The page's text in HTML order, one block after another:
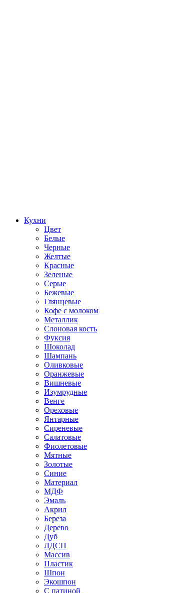
Кухни
Цвет
Белые
Черные
Желтые
Красные
Зеленые
Серые
Бежевые
Глянцевые
Кофе с молоком
Металлик
Слоновая кость
Фуксия
Шоколад
Шампань
Оливковые
Оранжевые
Вишневые
Изумрудные
Венге
Ореховые
Янтарные
Сиреневые
Салатовые
Фиолетовые
Мятные
Золотые
Синие
Материал
МДФ
Эмаль
Акрил
Береза
Дерево
Дуб
ЛДСП
Массив
Пластик
Шпон
Экошпон
С патиной